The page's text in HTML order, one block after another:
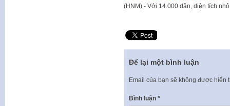
(HNM) - Với 14.000 dân, diện tích
Để lại một bình luận
Email của bạn sẽ không được hiển
Bình luận *